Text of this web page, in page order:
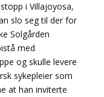
i Villajoyosa,
slo seg til der for
Solgården
med
og skulle levere
sykepleier som
at han inviterte